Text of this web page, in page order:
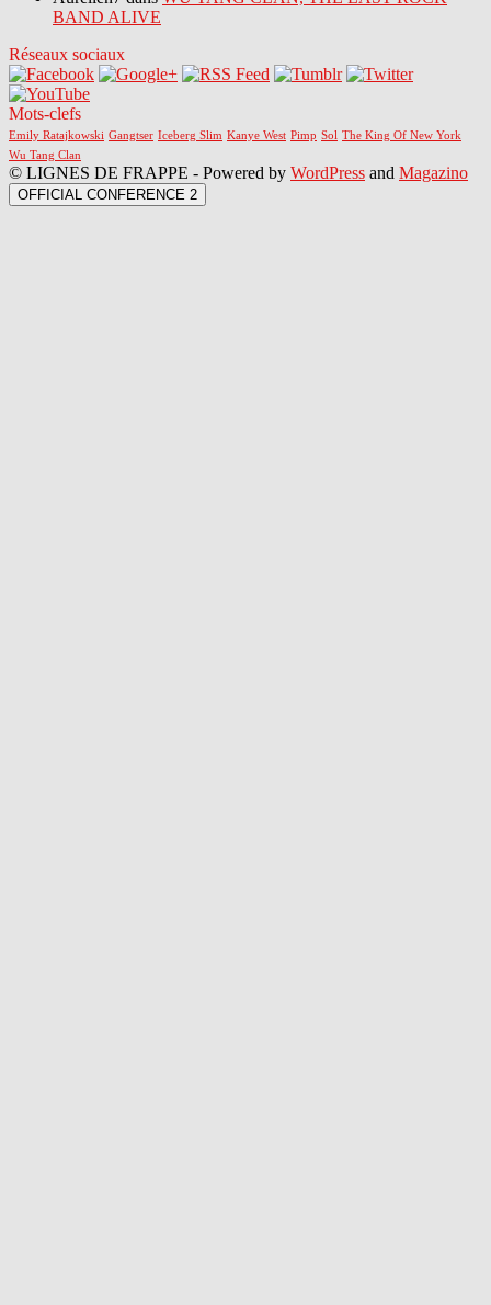
BAND ALIVE
Réseaux sociaux
Mots-clefs
Emily Ratajkowski Gangtser Iceberg Slim Kanye West Pimp Sol The King Of New York
Wu Tang Clan
© LIGNES DE FRAPPE - Powered by WordPress and Magazino
OFFICIAL CONFERENCE 2